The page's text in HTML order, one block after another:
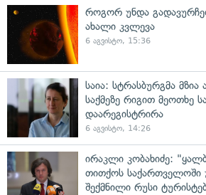
როგორ უნდა
ახალი კვლევა
6 აგვისტო, 15:36
საია: სტრასბურგმა
საქმეზე რიგით მეოთხე
დაარეგისტრირა
6 აგვისტო, 14:26
ირაკლი კობახიძე:
თითქოს საქართველოში
შექმნილი რუსი